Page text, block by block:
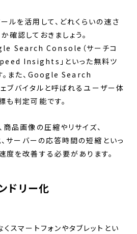
ルを活用して、どれくらいの速さ
確認しておきましょう。
Search Console（サーチコ
Insights」といった無料ツ
。また、Google Search
ブバイタルと呼ばれるユーザー体
判定可能です。
品画像の圧縮やリサイズ、
サーバーの応答時間の短縮といっ
度を改善する必要があります。
ドリー化
スマートフォンやタブレットとい